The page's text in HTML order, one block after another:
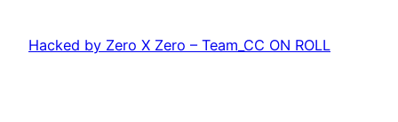
Hacked by Zero X Zero – Team_CC ON ROLL